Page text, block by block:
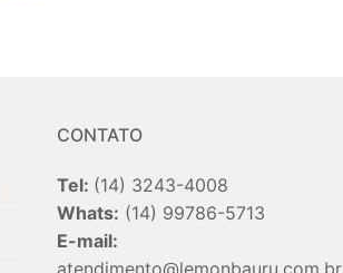
CONTATO
Tel: (14) 3243-4008
Whats: (14) 99786-5713
E-mail:
atendimento@lemonbauru.com.br